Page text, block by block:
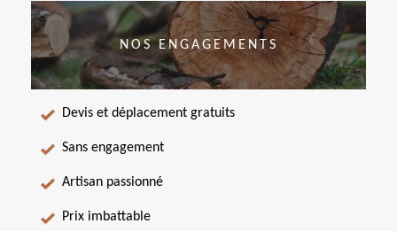
NOS ENGAGEMENTS
Devis et déplacement gratuits
Sans engagement
Artisan passionné
Prix imbattable